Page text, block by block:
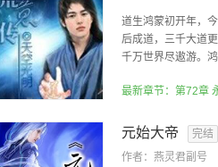
道生鸿蒙初开年，
后成道，三千大道
千万世界尽遨游。
最新章节：第72章
元始大帝
完结
作者： 燕灵君副号